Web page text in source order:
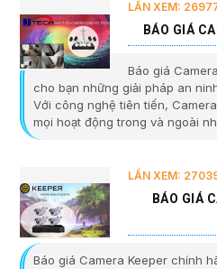
LẦN XEM:
BÁO GIÁ
Báo giá
cho bạn những giải pháp an
Với công nghệ tiên tiến,
mọi hoạt động trong và ngoài
LẦN XEM:
BÁO GIÁ
Báo giá Camera Keeper chính